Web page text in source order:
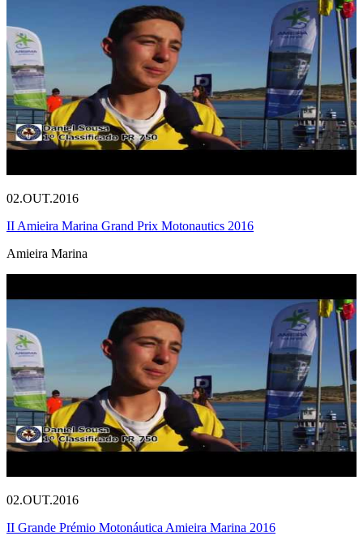
02.OUT.2016
II Amieira Marina Grand Prix Motonautics 2016
Amieira Marina
02.OUT.2016
II Grande Prémio Motonáutica Amieira Marina 2016